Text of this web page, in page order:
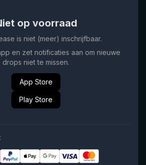
op voorraad
is niet (meer) inschrijfbaar.
en zet notificaties aan om nieuwe
drops niet te missen.
App Store
Play Store